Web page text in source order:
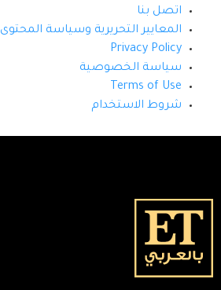
اتصل بنا
المعايير التحريرية وسياسة المحتوى
Privacy Policy
سياسة الخصوصية
Terms of Use
شروط الاستخدام